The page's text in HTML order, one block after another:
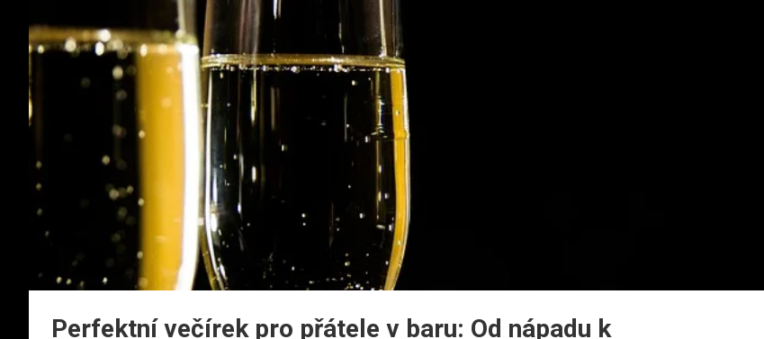
Perfektní večírek pro přátele v baru: Od nápadu k